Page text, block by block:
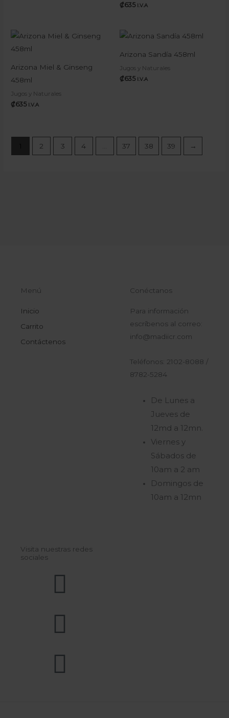
₡635 I.V.A
Arizona Miel & Ginseng
458ml
Jugos y Naturales
₡635 I.V.A
Arizona Sandía 458ml
Jugos y Naturales
₡635 I.V.A
2 3 4 37 38 39 →
Menú
Inicio
Carrito
Contáctenos
Conéctanos
Para información
escríbenos al correo:
info@madiicr.com
Teléfonos: 2102-8088 /
8782-5284
De Lunes a
Jueves de
12md a 12mn.
Viernes y
Sábados de
10am a 2 am
Domingos de
10am a 12mn
Visita nuestras redes
sociales